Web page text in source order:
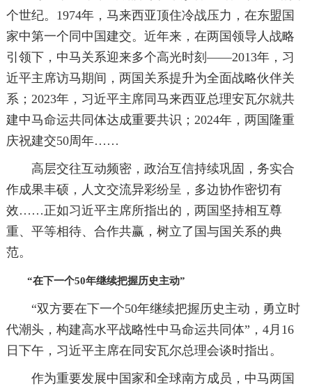
个世纪。1974年，马来西亚顶住冷战压力，在东盟国
家中第一个同中国建交。近年来，在两国领导人战略
引领下，中马关系迎来多个高光时刻——2013年，习
近平主席访马期间，两国关系提升为全面战略伙伴关
系；2023年，习近平主席同马来西亚总理安瓦尔就共
建中马命运共同体达成重要共识；2024年，两国隆重
庆祝建交50周年……
高层交往互动频密，政治互信持续巩固，务实合
作成果丰硕，人文交流异彩纷呈，多边协作密切有
效……正如习近平主席所指出的，两国坚持相互尊
重、平等相待、合作共赢，树立了国与国关系的典
范。
“在下一个50年继续把握历史主动”
“双方要在下一个50年继续把握历史主动，勇立时
代潮头，构建高水平战略性中马命运共同体”，4月16
日下午，习近平主席在同安瓦尔总理会谈时指出。
作为重要发展中国家和全球南方成员，中马两国